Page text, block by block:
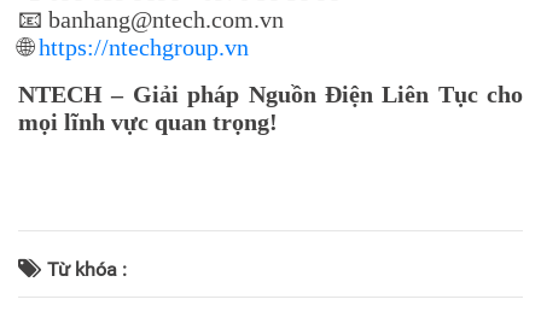
📧 banhang@ntech.com.vn
🌐https://ntechgroup.vn
NTECH – Giải pháp Nguồn Điện Liên Tục cho
mọi lĩnh vực quan trọng!
Từ khóa :